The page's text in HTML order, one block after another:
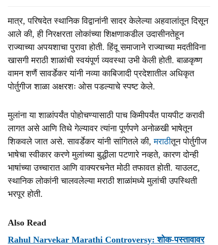
मात्र, परिषदेत स्थानिक विद्वानांनी सादर केलेल्या अहवालांतून दिसून
आले की, ही निरक्षरता लोकांच्या शिक्षणाकडील उदासीनतेहून
राज्याच्या अपयशाचा पुरावा होती. हिंदू समाजाने राज्याच्या मदतीविना
खासगी मराठी शाळांची स्वयंपूर्ण व्यवस्था उभी केली होती. बाळकृष्ण
वामन शणैं सावर्डेकर यांनी नव्या काबिजादी प्रदेशातील अधिकृत
पोर्तुगीज शाळा अक्षरशः ओस पडल्याचे स्पष्ट केले.
मुलांना या शाळांपर्यंत पोहोचण्यासाठी पाच किमीपर्यंत पायपीट करावी
लागत असे आणि तिथे गेल्यावर त्यांना पूर्णपणे अनोळखी भाषेतून
शिकवले जात असे. सावर्डेकर यांनी सांगितले की,मराठीतून पोर्तुगीज
भाषेचा स्वीकार करणे मुलांच्या बुद्धीला पटणारे नव्हते, कारण दोन्ही
भाषांच्या उच्चारात आणि वाक्यरचनेत मोठी तफावत होती. याउलट,
स्थानिक लोकांनी चालवलेल्या मराठी शाळांमध्ये मुलांची उपस्थिती
भरपूर होती.
Also Read
Rahul Narvekar Marathi Controversy: शोक-पस्तावावर